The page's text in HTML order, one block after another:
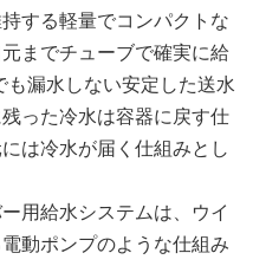
する軽量でコンパクトな
までチューブで確実に給
漏水しない安定した送水
った冷水は容器に戻す仕
は冷水が届く仕組みとし
用給水システムは、ウイ
動ポンプのような仕組み